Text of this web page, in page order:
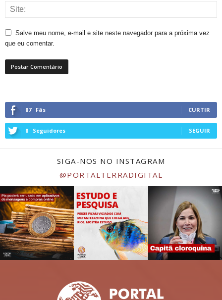
Salve meu nome, e-mail e site neste navegador para a próxima vez
que eu comentar.
87 Fãs CURTIR
8 Seguidores SEGUIR
SIGA-NOS NO INSTAGRAM
@PORTALTERRADIGITAL